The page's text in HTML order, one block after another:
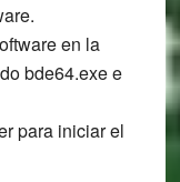
en la
bde64.exe e
para iniciar el